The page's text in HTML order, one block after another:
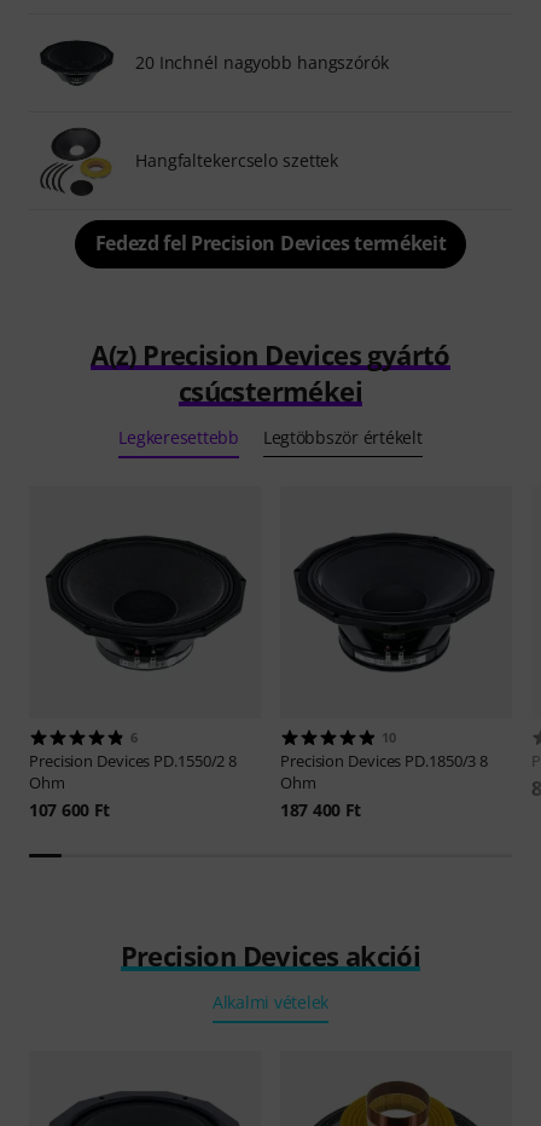
20 Inchnél nagyobb hangszórók
Hangfaltekercselo szettek
Fedezd fel Precision Devices termékeit
A(z) Precision Devices gyártó
csúcstermékei
Legkeresettebb Legtöbbször értékelt
6
Precision Devices PD.1550/2 8
Ohm
107 600 Ft
10
Precision Devices PD.1850/3 8
Ohm
187 400 Ft
Precision Devices akciói
Alkalmi vételek